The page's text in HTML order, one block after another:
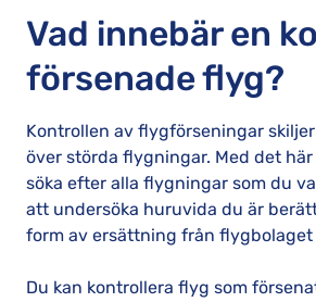
Vad innebär en
försenade flyg?
Kontrollen av flygförseningar
över störda flygningar. Med det
söka efter alla flygningar som du
att undersöka huruvida du är
form av ersättning från flygbolaget
Du kan kontrollera flyg som